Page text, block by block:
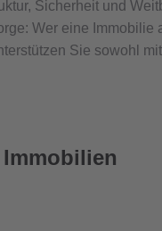
Sicherheit und
Wer eine Immobilie
Sie sowohl